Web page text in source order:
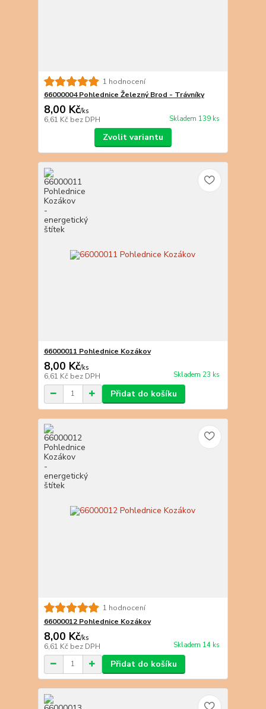
1 hodnocení
66000004 Pohlednice Železný Brod - Trávníky
8,00 Kč/ks
6,61 Kč bez DPH Skladem 139 ks
Zvolit variantu
66000011 Pohlednice Kozákov
8,00 Kč/ks
6,61 Kč bez DPH Skladem 23 ks
Přidat do košíku
1 hodnocení
66000012 Pohlednice Kozákov
8,00 Kč/ks
6,61 Kč bez DPH Skladem 14 ks
Přidat do košíku